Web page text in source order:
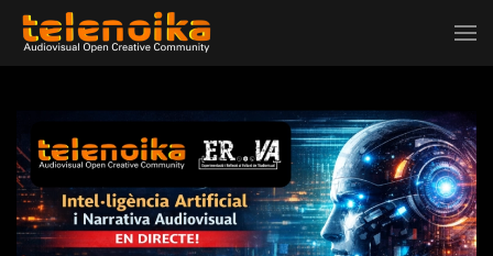
Ir al contenido principal